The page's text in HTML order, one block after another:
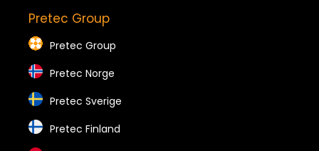
Pretec Group
Pretec Group
Pretec Norge
Pretec Sverige
Pretec Finland